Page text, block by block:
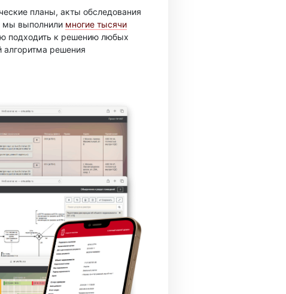
планы, акты обследования
мы выполнили многие тысячи
подходить к решению любых
алгоритма решения